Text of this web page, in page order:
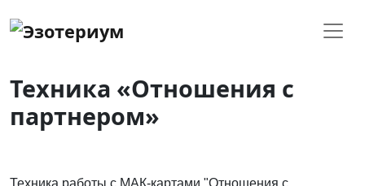
Техника «Отношения с
партнером»
Техника работы с МАК-картами "Отношения с